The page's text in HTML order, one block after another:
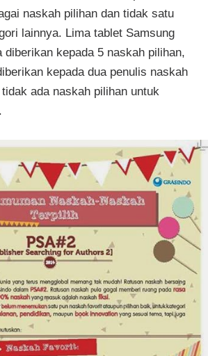
naskah pilihan dan tidak satu
lainnya. Lima tablet Samsung
diberikan kepada 5 naskah pilihan,
kepada dua penulis naskah
ada naskah pilihan untuk